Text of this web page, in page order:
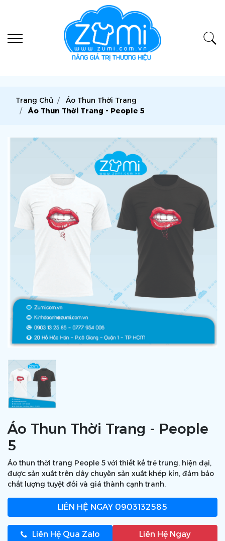
Trang Chủ
Áo Thun Thời Trang
Áo Thun Thời Trang - People 5
Áo Thun Thời Trang - People
5
Áo thun thời trang People 5 với thiết kế trẻ trung, hiện đại,
được sản xuất trên dây chuyền sản xuất khép kín, đảm bảo
chất lượng tuyệt đối và giá thành cạnh tranh.
LIÊN HỆ NGAY 0903132585
Liên Hệ Qua Zalo Liên Hệ Ngay